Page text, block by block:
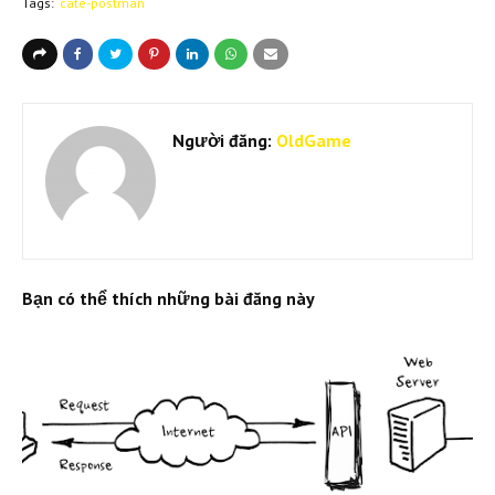
Người đăng: OldGame
Bạn có thể thích những bài đăng này